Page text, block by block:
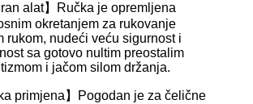
alat】Ručka je opremljena
okretanjem za rukovanje
rukom, nudeći veću sigurnost i
sa gotovo nultim preostalim
i jačom silom držanja.
primjena】Pogodan je za čelične